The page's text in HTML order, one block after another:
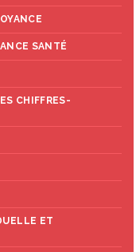
SANTÉ
CHIFFRES-
Vie
ET